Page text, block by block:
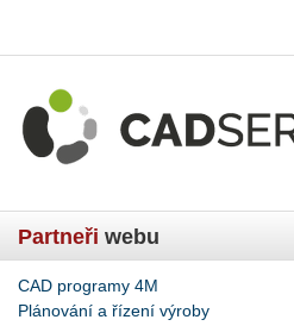
Partneři webu
CAD programy 4M
Plánování a řízení výroby